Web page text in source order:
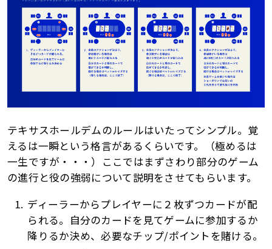
テキサスホールデムのルールはいたってシンプル。覚
えるは一瞬という格言があるくらいです。（極めるは
一生ですが・・・）ここではまずさわり部分のゲーム
の進行と役の強弱について説明をさせてもらいます。
ディーラーからプレイヤーに２枚ずつカードが配
られる。自分のカードを見てゲームに参加するか
降りるか決め、必要なチップ/ポイントを賭ける。